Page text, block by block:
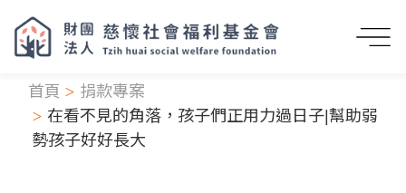
首頁
捐款專案
在看不見的角落，孩子們正用力過日子|幫助弱
勢孩子好好長大